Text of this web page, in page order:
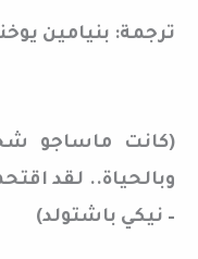
ترجمة: بنيامين
(كانت ماساجو
وبالحياة.. لقد
– نيكي باشتولد)